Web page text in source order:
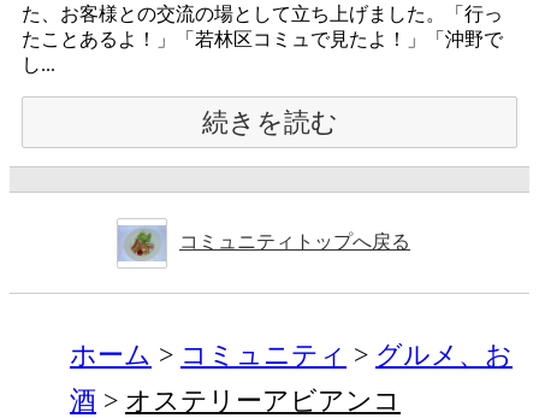
た、お客様との交流の場として立ち上げました。「行っ
たことあるよ！」「若林区コミュで見たよ！」「沖野で
し...
続きを読む
コミュニティトップへ戻る
ホーム コミュニティ
グルメ、お
酒
オステリーアビアンコ